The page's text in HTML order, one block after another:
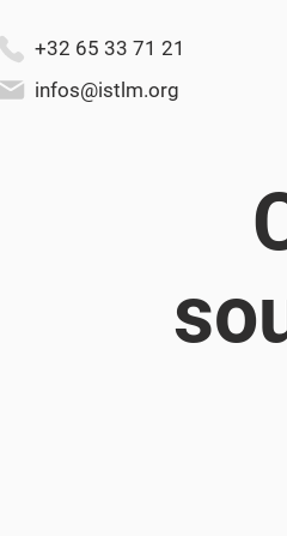
+32 65 33 71 21
infos@istlm.org